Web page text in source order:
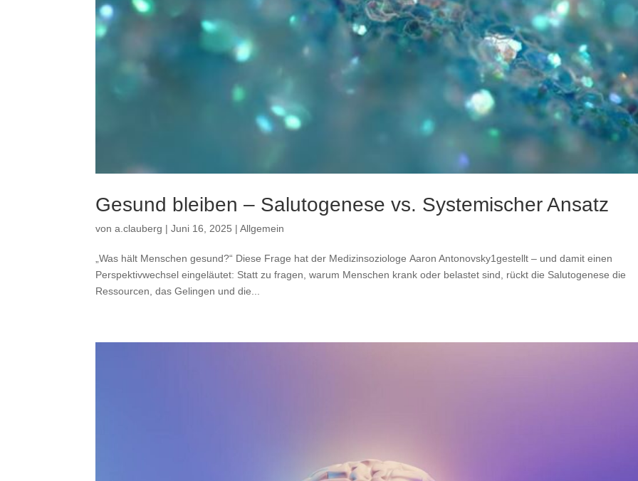
Gesund bleiben – Salutogenese vs. Systemischer Ansatz
vona.clauberg |Juni 16, 2025 |Allgemein
„Was hält Menschen gesund?“ Diese Frage hat der Medizinsoziologe Aaron Antonovsky1gestellt – und damit einen
Perspektivwechsel eingeläutet: Statt zu fragen, warum Menschen krank oder belastet sind, rückt die Salutogenese die
Ressourcen, das Gelingen und die...